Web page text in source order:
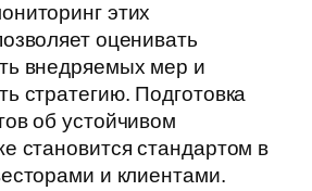
этих
оценивать
внедряемых мер и
стратегию. Подготовка
об устойчивом
становится стандартом в
и клиентами.